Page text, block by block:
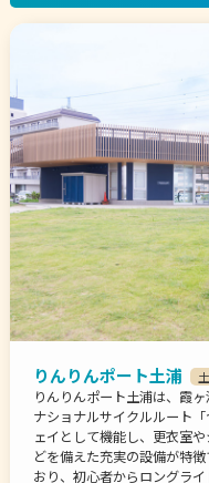
りんりんポート土浦
りんりんポート土浦は、霞
ナショナルサイクルルート
ェイとして機能し、更衣室
どを備えた充実の設備が特
おり、初心者からロングラ